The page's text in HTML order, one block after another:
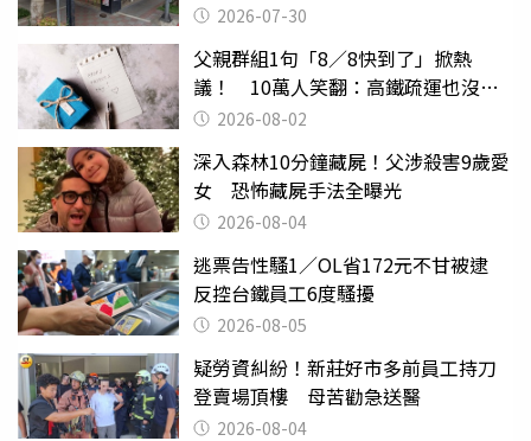
2026-07-30
父親群組1句「8／8快到了」掀熱
議！ 10萬人笑翻：高鐵疏運也沒列
父親節
2026-08-02
深入森林10分鐘藏屍！父涉殺害9歲愛
女 恐怖藏屍手法全曝光
2026-08-04
逃票告性騷1／OL省172元不甘被逮
反控台鐵員工6度騷擾
2026-08-05
疑勞資糾紛！新莊好市多前員工持刀
登賣場頂樓 母苦勸急送醫
2026-08-04